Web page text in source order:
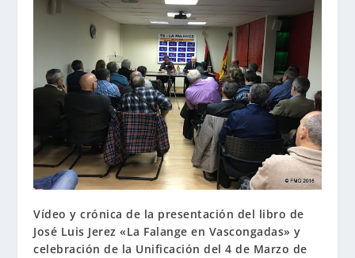
Vídeo y crónica de la presentación del libro de
José Luis Jerez «La Falange en Vascongadas» y
celebración de la Unificación del 4 de Marzo de